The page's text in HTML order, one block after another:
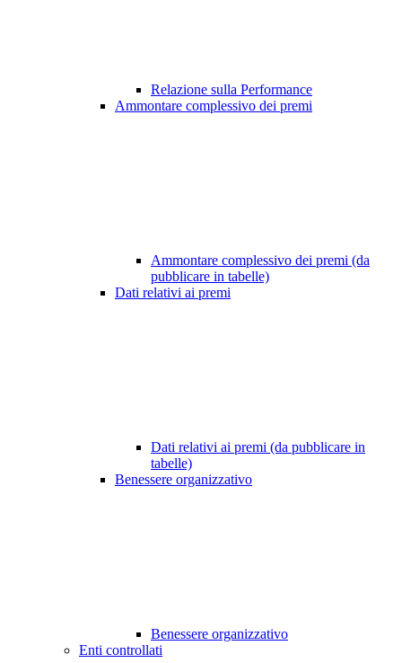
Relazione sulla Performance
Ammontare complessivo dei premi
Ammontare complessivo dei premi (da
pubblicare in tabelle)
Dati relativi ai premi
Dati relativi ai premi (da pubblicare in
tabelle)
Benessere organizzativo
Benessere organizzativo
Enti controllati